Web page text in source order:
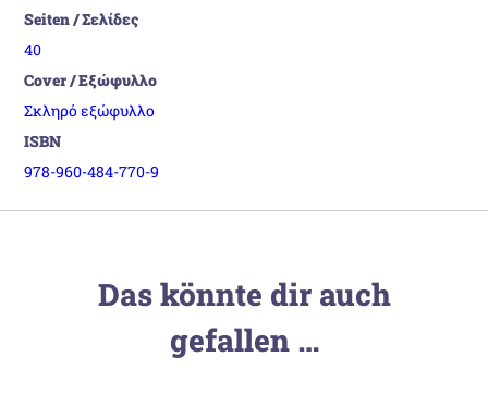
Seiten / Σελίδες
40
Cover / Εξώφυλλο
Σκληρό εξώφυλλο
ISBN
978-960-484-770-9
Das könnte dir auch
gefallen …